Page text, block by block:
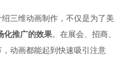
三维动画制作，不仅是为了美
化推广的效果。在展会、招商、
动画都能起到快速吸引注意